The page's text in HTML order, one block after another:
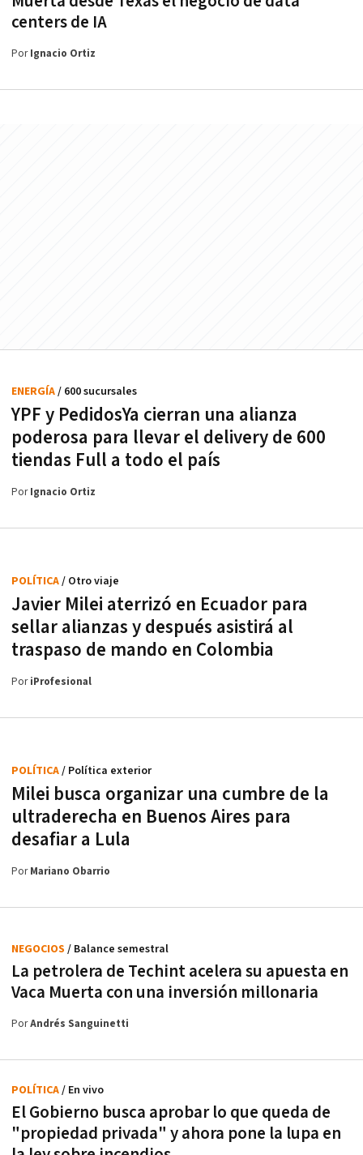
centers de IA
PorIgnacio Ortiz
YPF y PedidosYa cierran una alianza
poderosa para llevar el delivery de 600
tiendas Full a todo el país
ENERGÍA/ 600 sucursales
PorIgnacio Ortiz
Javier Milei aterrizó en Ecuador para
sellar alianzas y después asistirá al
traspaso de mando en Colombia
POLÍTICA/ Otro viaje
PoriProfesional
Milei busca organizar una cumbre de la
ultraderecha en Buenos Aires para
desafiar a Lula
POLÍTICA/ Política exterior
PorMariano Obarrio
La petrolera de Techint acelera su apuesta en
Vaca Muerta con una inversión millonaria
NEGOCIOS / Balance semestral
PorAndrés Sanguinetti
El Gobierno busca aprobar lo que queda de
"propiedad privada" y ahora pone la lupa en
POLÍTICA/ En vivo